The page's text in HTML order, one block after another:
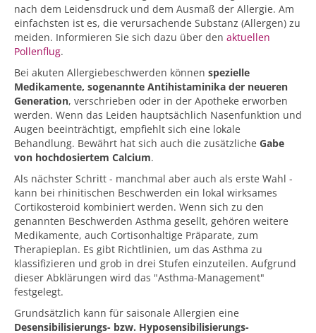
nach dem Leidensdruck und dem Ausmaß der Allergie. Am
einfachsten ist es, die verursachende Substanz (Allergen) zu
meiden. Informieren Sie sich dazu über den aktuellen
Pollenflug.
Bei akuten Allergiebeschwerden können spezielle
Medikamente, sogenannte Antihistaminika der neueren
Generation, verschrieben oder in der Apotheke erworben
werden. Wenn das Leiden hauptsächlich Nasenfunktion und
Augen beeinträchtigt, empfiehlt sich eine lokale
Behandlung. Bewährt hat sich auch die zusätzliche Gabe
von hochdosiertem Calcium.
Als nächster Schritt - manchmal aber auch als erste Wahl -
kann bei rhinitischen Beschwerden ein lokal wirksames
Cortikosteroid kombiniert werden. Wenn sich zu den
genannten Beschwerden Asthma gesellt, gehören weitere
Medikamente, auch Cortisonhaltige Präparate, zum
Therapieplan. Es gibt Richtlinien, um das Asthma zu
klassifizieren und grob in drei Stufen einzuteilen. Aufgrund
dieser Abklärungen wird das "Asthma-Management"
festgelegt.
Grundsätzlich kann für saisonale Allergien eine
Desensibilisierungs- bzw. Hyposensibilisierungs-